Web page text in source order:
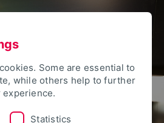
Some are essential to
while others help to further
Statistics